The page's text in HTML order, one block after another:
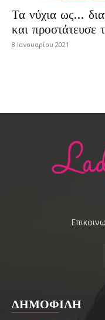
Τα νύχια ως…
και προστάτευσε
8 Ιανουαρίου 2021
ΔΗΜΟΦΙΛΗ